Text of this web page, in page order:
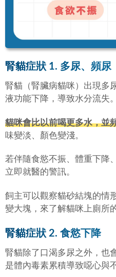
腎貓症狀 1. 多尿、頻尿
腎貓（腎臟病貓咪）出現多
液功能下降，導致水分流失。
貓咪會比以前喝更多水，並
味變淡、顏色變淺。
若伴隨食慾不振、體重下降
立即就醫的警訊。
飼主可以觀察貓砂結塊的情
變大塊，來了解貓咪上廁所
腎貓症狀 2. 食慾下降
腎貓除了口渴多尿之外，也
是體內毒素累積導致噁心與